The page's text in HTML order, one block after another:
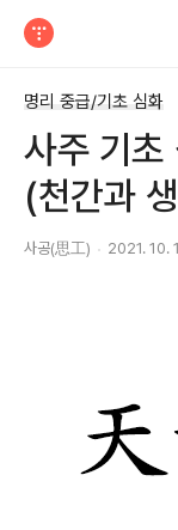
명리 중급/기초 심화
사주 기초
(천간과
사공(思工) 2021. 10.